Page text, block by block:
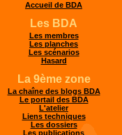
Accueil de BDA
Les BDA
Les membres
Les planches
Les scénarios
Hasard
La 9ème zone
La chaîne des blogs BDA
Le portail des BDA
L'atelier
Liens techniques
Les dossiers
Les publications